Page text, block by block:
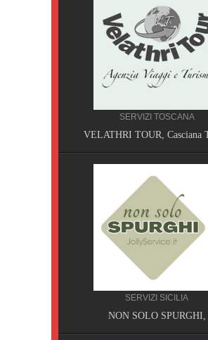
SERVIZI TOSCANA
VELATHRI TOUR, Casciana
SERVIZI SICILIA
NON SOLO SPURGHI,